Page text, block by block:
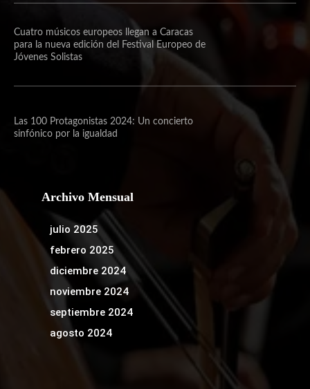
Cuatro músicos europeos llegan a Caracas
para la nueva edición del Festival Europeo de
Jóvenes Solistas
Las 100 Protagonistas 2024: Un concierto
sinfónico por la igualdad
Archivo Mensual
julio 2025
febrero 2025
diciembre 2024
noviembre 2024
septiembre 2024
agosto 2024